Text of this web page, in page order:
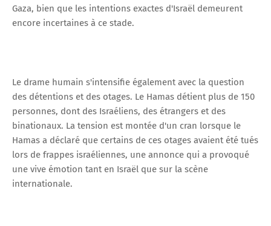
Gaza, bien que les intentions exactes d'Israël demeurent
encore incertaines à ce stade.
Le drame humain s'intensifie également avec la question
des détentions et des otages. Le Hamas détient plus de 150
personnes, dont des Israéliens, des étrangers et des
binationaux. La tension est montée d'un cran lorsque le
Hamas a déclaré que certains de ces otages avaient été tués
lors de frappes israéliennes, une annonce qui a provoqué
une vive émotion tant en Israël que sur la scène
internationale.